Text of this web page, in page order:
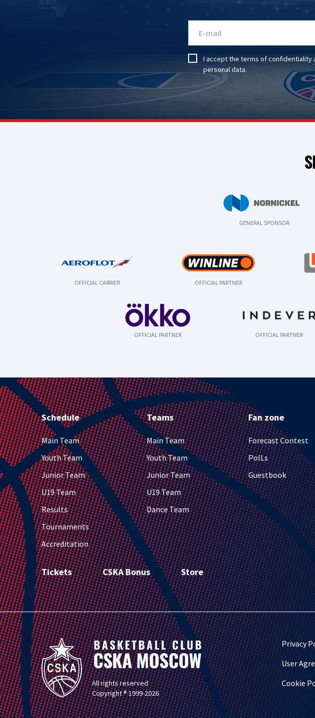
I accept the terms of confidentiality
personal data.
GENERAL SPONSOR
OFFICIAL CARRIER OFFICIAL PARTNER
OFFICIAL PARTNER OFFICIAL PARTNER
Schedule
Main Team
Youth Team
Junior Team
U19 Team
Results
Tournaments
Accreditation
Teams
Main Team
Youth Team
Junior Team
U19 Team
Dance Team
Fan zone
Forecast Contest
PolLs
Guestbook
Tickets CSKA Bonus Store
All rights reserved
Copyright ® 1999-2026
Privacy
User
Cookie